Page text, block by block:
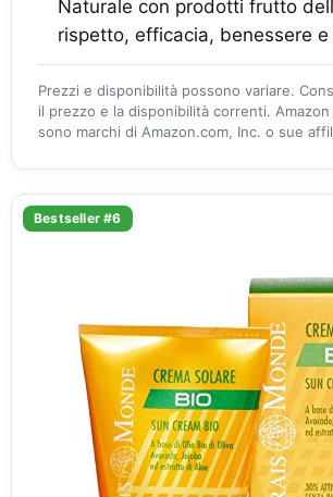
Naturale con prodotti frutto
rispetto, efficacia, benessere e
Prezzi e disponibilità possono variare.
il prezzo e la disponibilità correnti.
sono marchi di Amazon.com, Inc. o sue
Bestseller #6